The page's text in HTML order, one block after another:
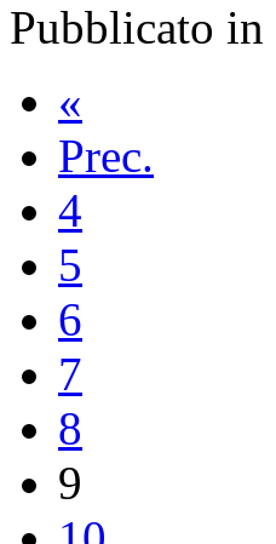
Pubblicato in
«
Prec.
4
5
6
7
8
9